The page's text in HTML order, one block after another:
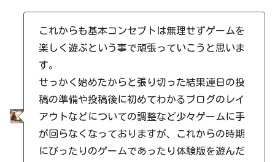
これからも基本コンセプトは無理せずゲームを
楽しく遊ぶという事で頑張っていこうと思いま
す。
せっかく始めたからと張り切った結果連日の投
稿の準備や投稿後に初めてわかるブログのレイ
アウトなどについての調整など少々ゲームに手
が回らなくなっておりますが、これからの時期
にぴったりのゲームであったり体験版を遊んだ